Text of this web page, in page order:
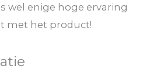
wel enige hoge ervaring
met het product!